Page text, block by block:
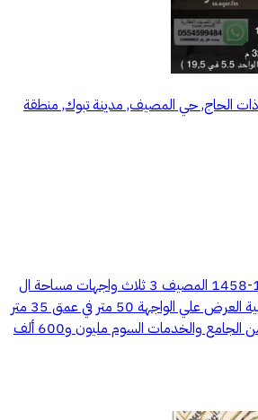
الحاج, حي المصيف, مدينة تبوك, منطقة
للبيع ارضين سكنية 1457-1458 المصيف 3 ثلاث واجهات مساحة ال
قطعة 875م الواجهة جنوبية العرض علي الواجهة 50 متر في عمق 35 متر
شارع عرض 20 م قريبة من الجامع والخدمات السوم مليون و600 ألف